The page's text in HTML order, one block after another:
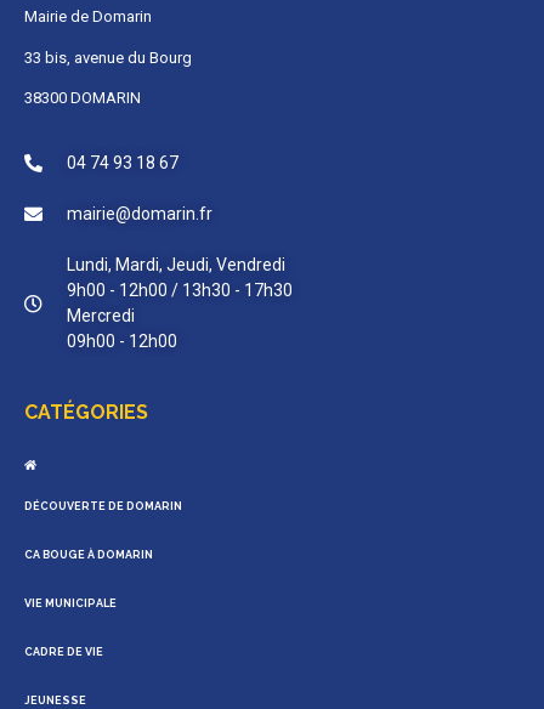
Mairie de Domarin
33 bis, avenue du Bourg
38300 DOMARIN
04 74 93 18 67
mairie@domarin.fr
Lundi, Mardi, Jeudi, Vendredi
9h00 - 12h00 / 13h30 - 17h30
Mercredi
09h00 - 12h00
CATÉGORIES
DÉCOUVERTE DE DOMARIN
CA BOUGE À DOMARIN
VIE MUNICIPALE
CADRE DE VIE
JEUNESSE